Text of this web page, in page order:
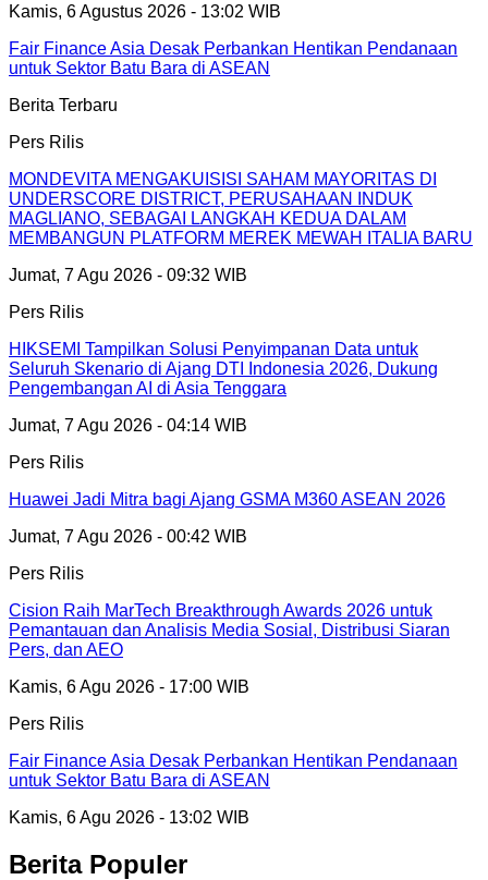
Kamis, 6 Agustus 2026 - 13:02 WIB
Fair Finance Asia Desak Perbankan Hentikan Pendanaan
untuk Sektor Batu Bara di ASEAN
Berita Terbaru
Pers Rilis
MONDEVITA MENGAKUISISI SAHAM MAYORITAS DI
UNDERSCORE DISTRICT, PERUSAHAAN INDUK
MAGLIANO, SEBAGAI LANGKAH KEDUA DALAM
MEMBANGUN PLATFORM MEREK MEWAH ITALIA BARU
Jumat, 7 Agu 2026 - 09:32 WIB
Pers Rilis
HIKSEMI Tampilkan Solusi Penyimpanan Data untuk
Seluruh Skenario di Ajang DTI Indonesia 2026, Dukung
Pengembangan AI di Asia Tenggara
Jumat, 7 Agu 2026 - 04:14 WIB
Pers Rilis
Huawei Jadi Mitra bagi Ajang GSMA M360 ASEAN 2026
Jumat, 7 Agu 2026 - 00:42 WIB
Pers Rilis
Cision Raih MarTech Breakthrough Awards 2026 untuk
Pemantauan dan Analisis Media Sosial, Distribusi Siaran
Pers, dan AEO
Kamis, 6 Agu 2026 - 17:00 WIB
Pers Rilis
Fair Finance Asia Desak Perbankan Hentikan Pendanaan
untuk Sektor Batu Bara di ASEAN
Kamis, 6 Agu 2026 - 13:02 WIB
Berita Populer